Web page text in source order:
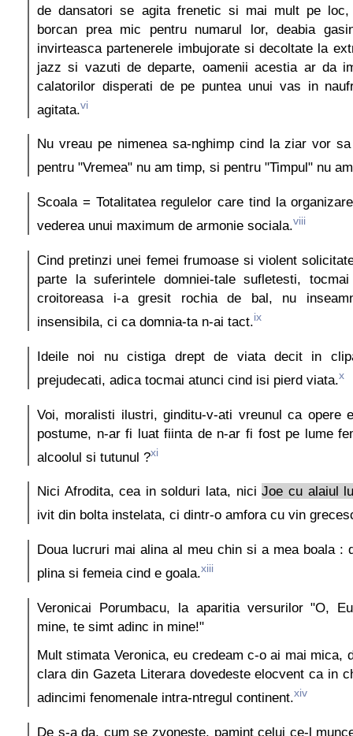
de dansatori se agita frenetic si mai mult pe
borcan prea mic pentru numarul lor, deabia
invirteasca partenerele imbujorate si decoltate la
jazz si vazuti de departe, oamenii acestia ar da
calatorilor disperati de pe puntea unui vas in
agitata.vi
Nu vreau pe nimenea sa-nghimp cind la ziar vor
pentru "Vremea" nu am timp, si pentru "Timpul" nu
Scoala = Totalitatea regulelor care tind la
vederea unui maximum de armonie sociala.viii
Cind pretinzi unei femei frumoase si violent
parte la suferintele domniei-tale sufletesti,
croitoreasa i-a gresit rochia de bal, nu
insensibila, ci ca domnia-ta n-ai tact.ix
Ideile noi nu cistiga drept de viata decit in
prejudecati, adica tocmai atunci cind isi pierd viata.x
Voi, moralisti ilustri, ginditu-v-ati vreunul ca opere
postume, n-ar fi luat fiinta de n-ar fi fost pe lume
alcoolul si tutunul ?xi
Nici Afrodita, cea in solduri lata, niciJoe cu alaiul
ivit din bolta instelata, ci dintr-o amfora cu vin
Doua lucruri mai alina al meu chin si a mea boala :
plina si femeia cind e goala.xiii
Veronicai Porumbacu, la aparitia versurilor "O,
mine, te simt adinc in mine!"
Mult stimata Veronica, eu credeam c-o ai mai mica,
clara din Gazeta Literara dovedeste elocvent ca in
adincimi fenomenale intra-ntregul continent.xiv
De s-a da, cum se zvoneste, pamint celui ce-l